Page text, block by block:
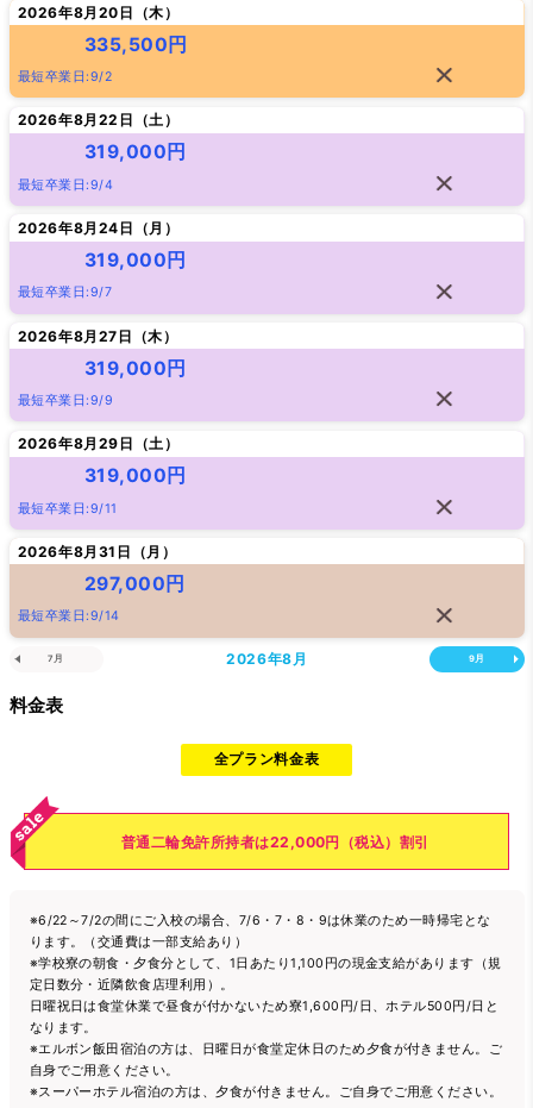
2026年8月20日（木 ）
335,500円
最短卒業日:9/2
2026年8月22日（土 ）
319,000円
最短卒業日:9/4
2026年8月24日（ 月 ）
319,000円
最短卒業日:9/7
2026年8月27日（木 ）
319,000円
最短卒業日:9/9
2026年8月29日（土 ）
319,000円
最短卒業日:9/11
2026年8月31日（ 月 ）
297,000円
最短卒業日:9/14
7月 2026年8月 9月
料金表
全プラン料金表
普通二輪免許所持者は22,000円（税込）割引
※6/22～7/2の間にご入校の場合、7/6・7・8・9は休業のため一時帰宅とな
ります。（交通費は一部支給あり）
※学校寮の朝食・夕食分として、1日あたり1,100円の現金支給があります（規
定日数分・近隣飲食店理利用）。
日曜祝日は食堂休業で昼食が付かないため寮1,600円/日、ホテル500円/日と
なります。
※エルボン飯田宿泊の方は、日曜日が食堂定休日のため夕食が付きません。ご
自身でご用意ください。
※スーパーホテル宿泊の方は、夕食が付きません。ご自身でご用意ください。